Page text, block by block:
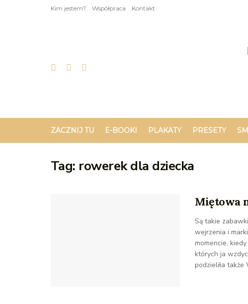
Kim jestem? Współpraca Kontakt
ZACZNIJ TU E-BOOKI PLAKATY PRESETY
Tag: rowerek dla dziecka
Miętowa
Są takie
wejrzenia i
momencie,
których ja
podzieliła także